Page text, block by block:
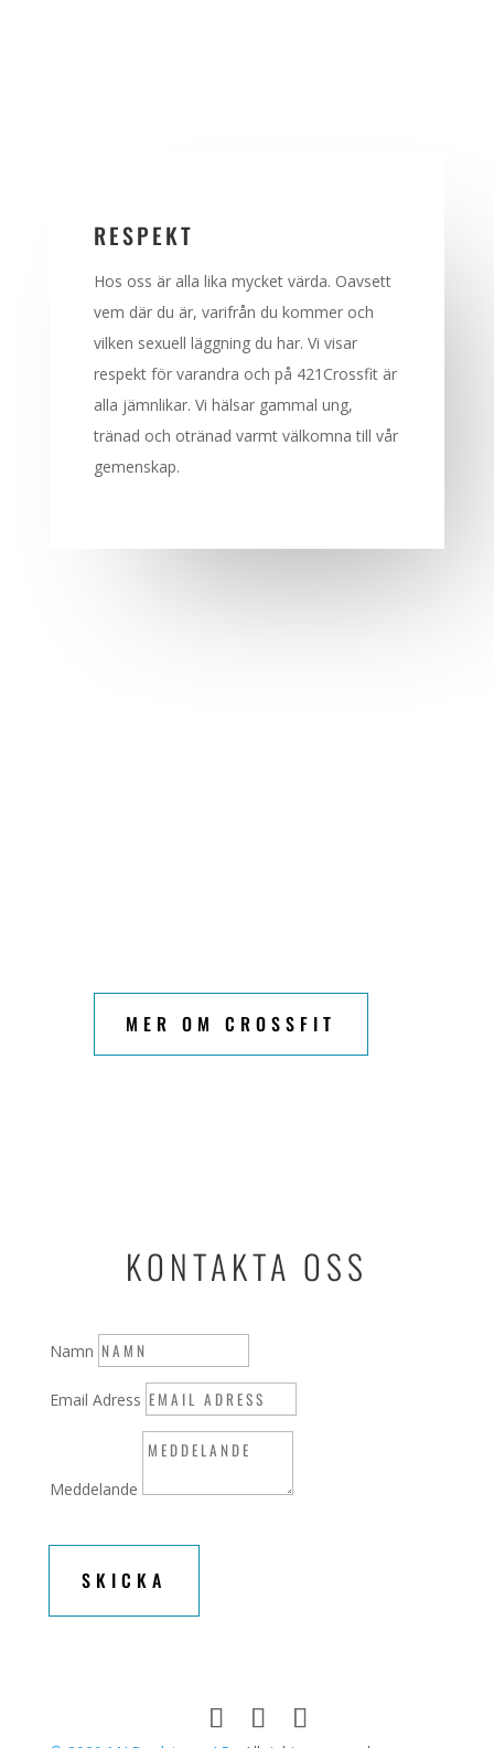
RESPEKT
Hos oss är alla lika mycket värda. Oavsett
vem där du är, varifrån du kommer och
vilken sexuell läggning du har. Vi visar
respekt för varandra och på 421Crossfit är
alla jämnlikar. Vi hälsar gammal ung,
tränad och otränad varmt välkomna till vår
gemenskap.
MER OM CROSSFIT
KONTAKTA OSS
Namn
Email Adress
Meddelande
SKICKA